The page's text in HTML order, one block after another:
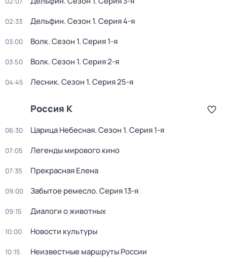
02:33 Дельфин. Сезон 1. Серия 4-я
03:00 Волк. Сезон 1. Серия 1-я
03:50 Волк. Сезон 1. Серия 2-я
04:45 Лесник. Сезон 1. Серия 25-я
Россия К
06:30 Царица Небесная. Сезон 1. Серия 1-я
07:05 Легенды мирового кино
07:35 Прекрасная Елена
09:00 Забытое ремесло. Серия 13-я
09:15 Диалоги о животных
10:00 Новости культуры
10:15 Неизвестные маршруты России